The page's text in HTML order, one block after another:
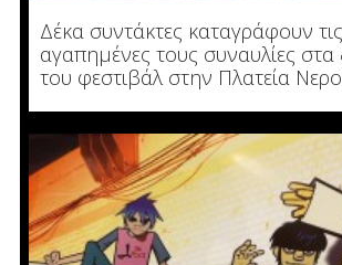
Δέκα συντάκτες καταγράφουν τις
αγαπημένες τους συναυλίες στα
του φεστιβάλ στην Πλατεία